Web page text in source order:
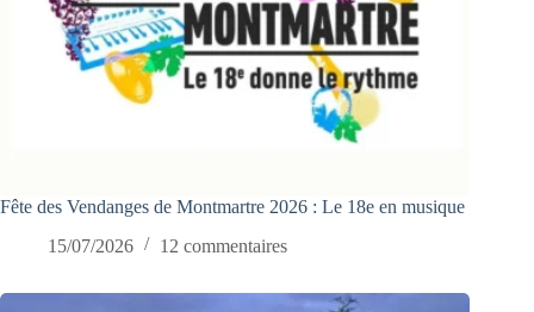
Fête des Vendanges de Montmartre 2026 : Le 18e en musique
15/07/2026
12 commentaires